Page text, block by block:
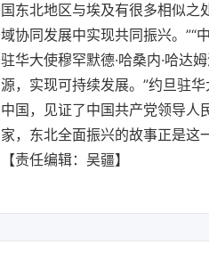
国东北地区与埃及有很多相似之
域协同发展中实现共同振兴。”“
驻华大使穆罕默德·哈桑内·哈达
源，实现可持续发展。”约旦驻
中国，见证了中国共产党领导人
家，东北全面振兴的故事正是这
【责任编辑：吴疆】